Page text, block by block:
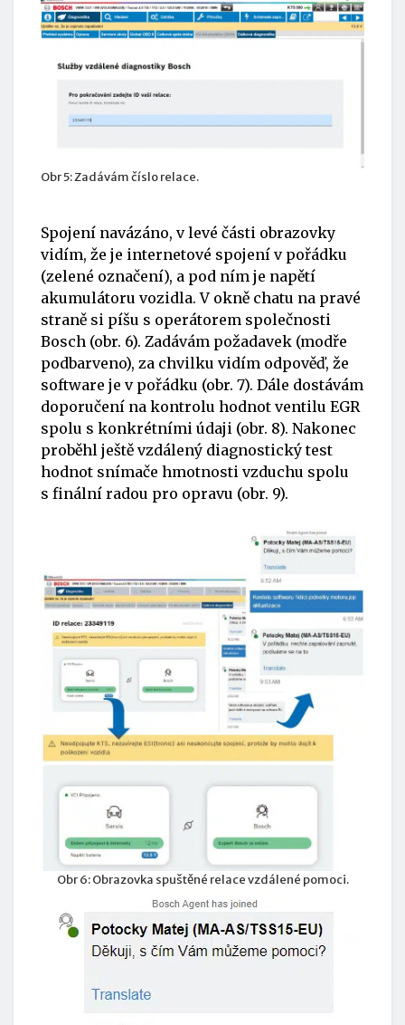
Obr 5: Zadávám číslo relace.
Spojení navázáno, v levé části obrazovky
vidím, že je internetové spojení v pořádku
(zelené označení), a pod ním je napětí
akumulátoru vozidla. V okně chatu na pravé
straně si píšu s operátorem společnosti
Bosch (obr. 6). Zadávám požadavek (modře
podbarveno), za chvilku vidím odpověď, že
software je v pořádku (obr. 7). Dále dostávám
doporučení na kontrolu hodnot ventilu EGR
spolu s konkrétními údaji (obr. 8). Nakonec
proběhl ještě vzdálený diagnostický test
hodnot snímače hmotnosti vzduchu spolu
s finální radou pro opravu (obr. 9).
Obr 6: Obrazovka spuštěné relace vzdálené pomoci.